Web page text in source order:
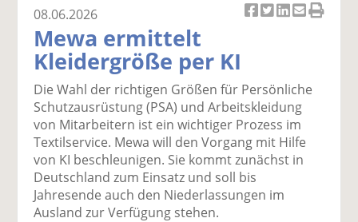
el
a
uf
F
ac
e
b
o
el
t
wi
tt
er
n
el
a
uf
Li
n
k
di
el
p
er
E
m
ai
D
08.06.2026
Mewa ermittelt
Kleidergröße per KI
Die Wahl der richtigen Größen für Persönliche
Schutzausrüstung (PSA) und Arbeitskleidung
von Mitarbeitern ist ein wichtiger Prozess im
Textilservice. Mewa will den Vorgang mit Hilfe
von KI beschleunigen. Sie kommt zunächst in
Deutschland zum Einsatz und soll bis
Jahresende auch den Niederlassungen im
Ausland zur Verfügung stehen.